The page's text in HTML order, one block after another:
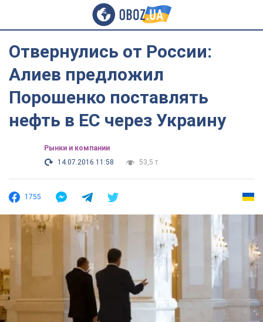
Отвернулись от России:
Алиев предложил
Порошенко поставлять
нефть в ЕС через Украину
Рынки и компании
14.07.2016 11:58
53,5 т.
1755